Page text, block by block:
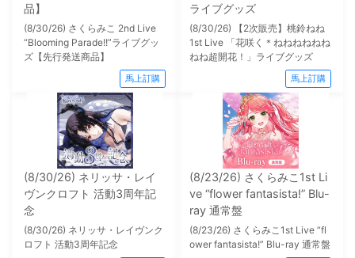
品】
(8/30/26) さくらみこ 2nd Live
“Blooming Parade!!”ライブグッ
ズ【先行発送商品】
馬上訂購
ライブグッズ
(8/30/26) 【2次販売】桃鈴ねね
1st Live 「花咲く＊ねねねねねね
ねね超開花！」ライブグッズ
馬上訂購
(8/30/26) ネリッサ・レイ
ヴンクロフト 活動3周年記
念
(8/30/26) ネリッサ・レイヴンク
ロフト 活動3周年記念
(8/23/26) さくらみこ1st Li
ve “flower fantasista!” Blu-
ray 通常盤
(8/23/26) さくらみこ1st Live “fl
ower fantasista!” Blu-ray 通常盤